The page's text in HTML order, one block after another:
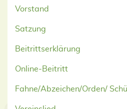
Vorstand
Satzung
Beitrittserklärung
Online-Beitritt
Fahne/Abzeichen/Orden/